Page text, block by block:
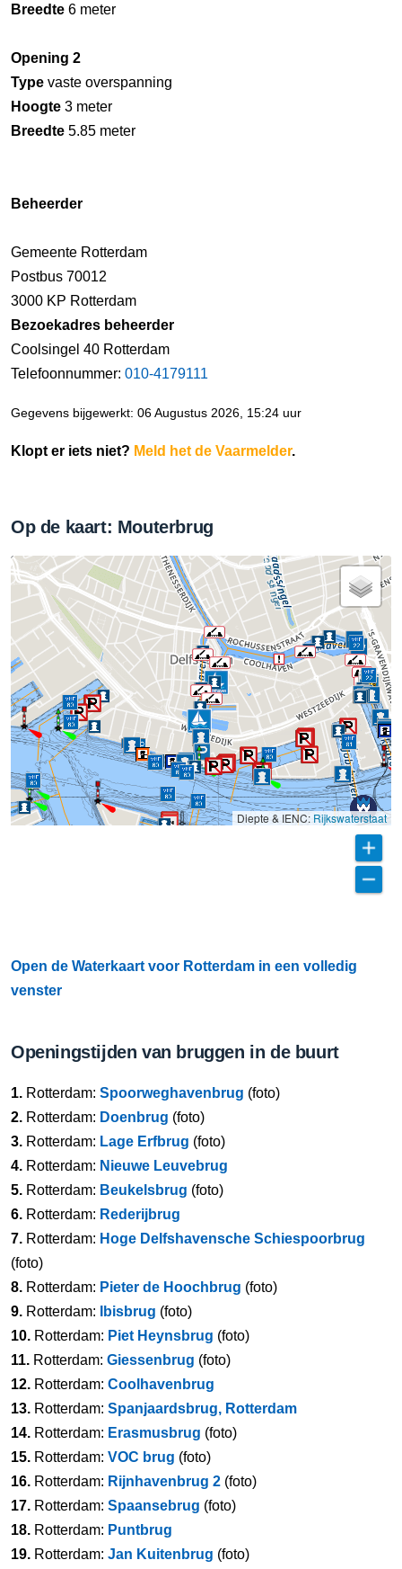
Breedte 6 meter
Opening 2
Type vaste overspanning
Hoogte 3 meter
Breedte 5.85 meter
Beheerder
Gemeente Rotterdam
Postbus 70012
3000 KP Rotterdam
Bezoekadres beheerder
Coolsingel 40 Rotterdam
Telefoonnummer: 010-4179111
Gegevens bijgewerkt: 06 Augustus 2026, 15:24 uur
Klopt er iets niet? Meld het de Vaarmelder.
Op de kaart: Mouterbrug
Diepte & IENC: Rijkswaterstaat
Open de Waterkaart voor Rotterdam in een volledig
venster
Openingstijden van bruggen in de buurt
1. Rotterdam: Spoorweghavenbrug (foto)
2. Rotterdam: Doenbrug (foto)
3. Rotterdam: Lage Erfbrug (foto)
4. Rotterdam: Nieuwe Leuvebrug
5. Rotterdam: Beukelsbrug (foto)
6. Rotterdam: Rederijbrug
7. Rotterdam: Hoge Delfshavensche Schiespoorbrug
(foto)
8. Rotterdam: Pieter de Hoochbrug (foto)
9. Rotterdam: Ibisbrug (foto)
10. Rotterdam: Piet Heynsbrug (foto)
11. Rotterdam: Giessenbrug (foto)
12. Rotterdam: Coolhavenbrug
13. Rotterdam: Spanjaardsbrug, Rotterdam
14. Rotterdam: Erasmusbrug (foto)
15. Rotterdam: VOC brug (foto)
16. Rotterdam: Rijnhavenbrug 2 (foto)
17. Rotterdam: Spaansebrug (foto)
18. Rotterdam: Puntbrug
19. Rotterdam: Jan Kuitenbrug (foto)